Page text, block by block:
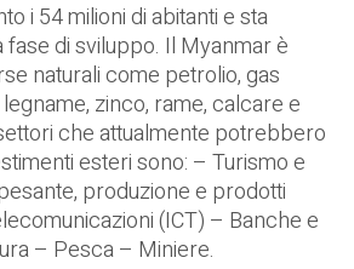
i 54 milioni di abitanti e sta
fase di sviluppo. Il Myanmar è
naturali come petrolio, gas
zinco, rame, calcare e
che attualmente potrebbero
esteri sono: – Turismo e
produzione e prodotti
(ICT) – Banche e
– Pesca – Miniere.